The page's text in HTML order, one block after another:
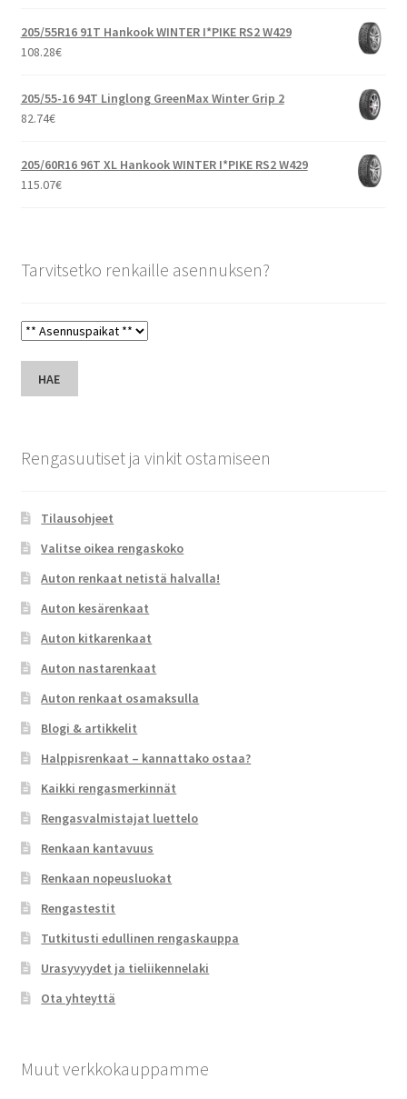
205/55R16 91T Hankook WINTER I*PIKE RS2 W429
108.28€
205/55-16 94T Linglong GreenMax Winter Grip 2
82.74€
205/60R16 96T XL Hankook WINTER I*PIKE RS2 W429
115.07€
Tarvitsetko renkaille asennuksen?
HAE
Rengasuutiset ja vinkit ostamiseen
Tilausohjeet
Valitse oikea rengaskoko
Auton renkaat netistä halvalla!
Auton kesärenkaat
Auton kitkarenkaat
Auton nastarenkaat
Auton renkaat osamaksulla
Blogi & artikkelit
Halppisrenkaat – kannattako ostaa?
Kaikki rengasmerkinnät
Rengasvalmistajat luettelo
Renkaan kantavuus
Renkaan nopeusluokat
Rengastestit
Tutkitusti edullinen rengaskauppa
Urasyvyydet ja tieliikennelaki
Ota yhteyttä
Muut verkkokauppamme